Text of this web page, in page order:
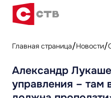
Главная страница Новости
Александр
управления –